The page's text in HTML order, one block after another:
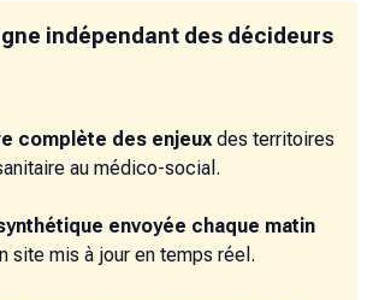
indépendant des décideurs
complète des enjeuxdes territoires
au médico-social.
envoyée chaque matin
site mis à jour en temps réel.